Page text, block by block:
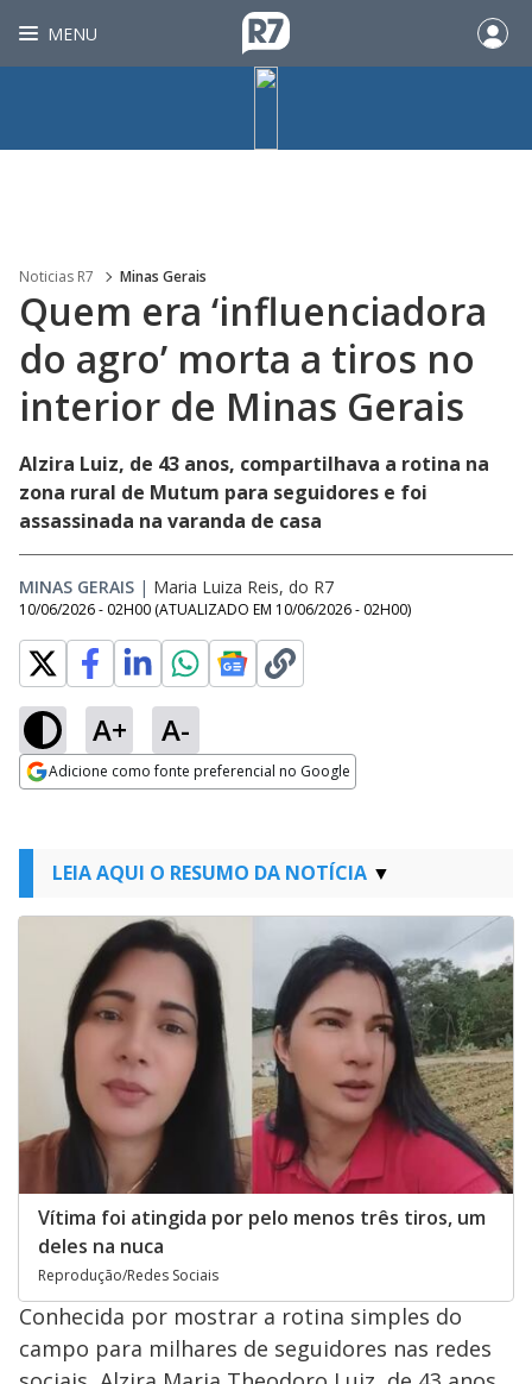
MENU
Noticias R7 Minas Gerais
Quem era ‘influenciadora
do agro’ morta a tiros no
interior de Minas Gerais
Alzira Luiz, de 43 anos, compartilhava a rotina na
zona rural de Mutum para seguidores e foi
assassinada na varanda de casa
MINAS GERAIS | Maria Luiza Reis, do R7
10/06/2026 - 02H00 (ATUALIZADO EM 10/06/2026 - 02H00)
A+ A-
Adicione como fonte preferencial no Google
LEIA AQUI O RESUMO DA NOTÍCIA
Vítima foi atingida por pelo menos três tiros, um
deles na nuca
Reprodução/Redes Sociais
Conhecida por mostrar a rotina simples do
campo para milhares de seguidores nas redes